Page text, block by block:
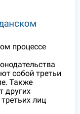
процессе
собой третьи
Также
других
лиц